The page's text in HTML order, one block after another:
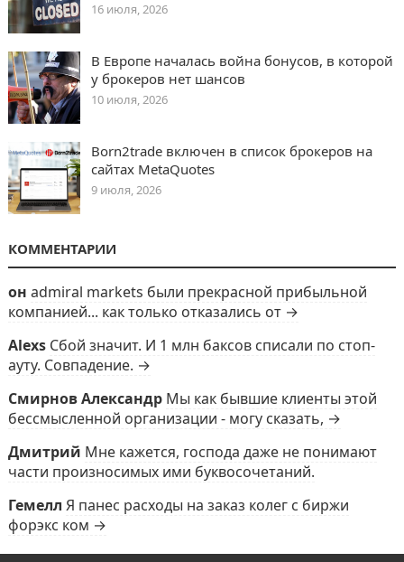
16 июля, 2026
В Европе началась война бонусов, в которой
у брокеров нет шансов
10 июля, 2026
Born2trade включен в список брокеров на
сайтах MetaQuotes
9 июля, 2026
КОММЕНТАРИИ
он admiral markets были прекрасной прибыльной
компанией... как только отказались от →
Alexs Сбой значит. И 1 млн баксов списали по стоп-
ауту. Совпадение. →
Смирнов Александр Мы как бывшие клиенты этой
бессмысленной организации - могу сказать, →
Дмитрий Мне кажется, господа даже не понимают
части произносимых ими буквосочетаний.
Гемелл Я панес расходы на заказ колег с биржи
форэкс ком →